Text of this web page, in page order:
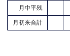
月中平残
月初来合計